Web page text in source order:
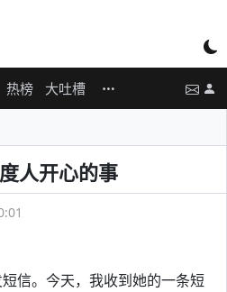
热榜 大吐槽
人开心的事
信。今天，我收到她的一条短